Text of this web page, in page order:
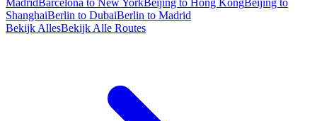
MadridBarcelona to New YorkBeijing to Hong KongBeijing to
ShanghaiBerlin to DubaiBerlin to Madrid
Bekijk AllesBekijk Alle Routes